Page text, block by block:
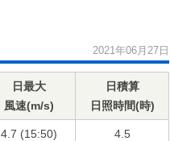
2021年06月27日
日最大
風速(m/s)
日積算
日照時間(時)
4.7 (15:50) 4.5